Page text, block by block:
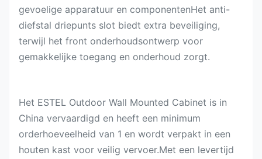
gevoelige apparatuur en componentenHet anti-
diefstal driepunts slot biedt extra beveiliging,
terwijl het front onderhoudsontwerp voor
gemakkelijke toegang en onderhoud zorgt.
Het ESTEL Outdoor Wall Mounted Cabinet is in
China vervaardigd en heeft een minimum
orderhoeveelheid van 1 en wordt verpakt in een
houten kast voor veilig vervoer.Met een levertijd